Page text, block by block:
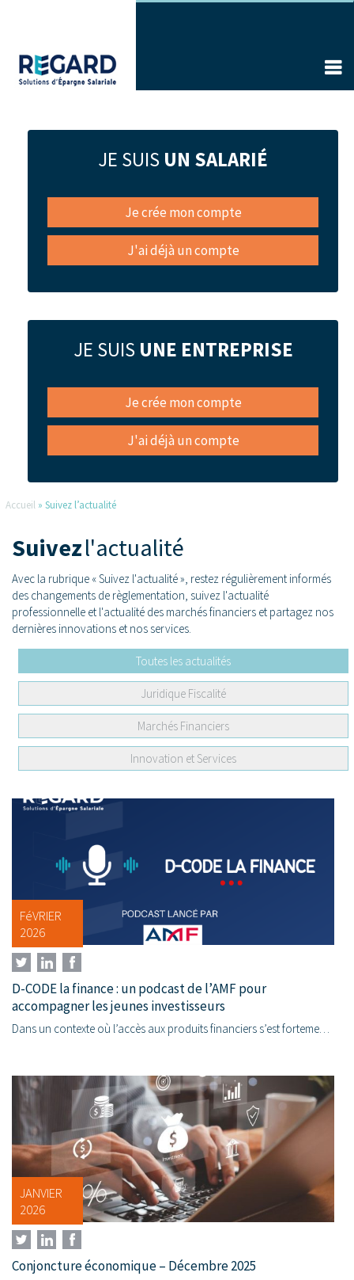
JE SUIS UN SALARIÉ
Je crée mon compte
J'ai déjà un compte
JE SUIS UNE ENTREPRISE
Je crée mon compte
J'ai déjà un compte
Accueil » Suivez l’actualité
Suivezl'actualité
Avec la rubrique « Suivez l'actualité », restez régulièrement informés
des changements de règlementation, suivez l'actualité
professionnelle et l'actualité des marchés financiers et partagez nos
dernières innovations et nos services.
Toutes les actualités
Juridique Fiscalité
Marchés Financiers
Innovation et Services
FéVRIER
2026
D-CODE la finance : un podcast de l’AMF pour
accompagner les jeunes investisseurs
Dans un contexte où l’accès aux produits financiers s’est fortement démocratisé, la question de l’éducation financière des épargnants, et en particulier des plus jeunes, est devenue centrale....
JANVIER
2026
Conjoncture économique – Décembre 2025